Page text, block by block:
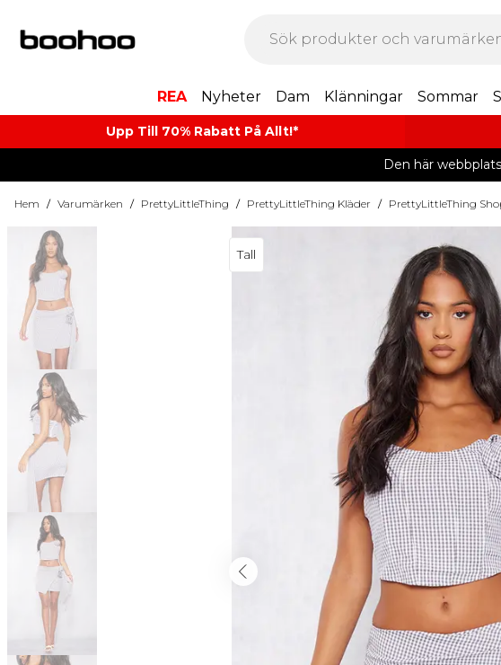
REA Nyheter Dam Klänningar Sommar
Upp Till 70% Rabatt På Allt!*
Den här
Hem / Varumärken / PrettyLittleThing / PrettyLittleThing Kläder / PrettyLittleThing
Tall